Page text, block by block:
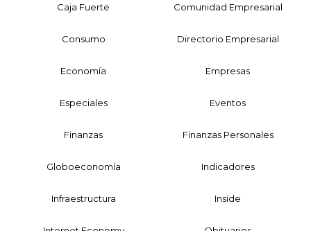
Caja Fuerte Comunidad Empresarial
Consumo Directorio Empresarial
Economía Empresas
Especiales Eventos
Finanzas Finanzas Personales
Globoeconomía Indicadores
Infraestructura Inside